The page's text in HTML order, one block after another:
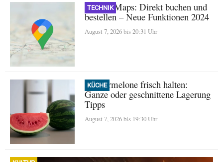
TECHNIK
Google Maps: Direkt buchen und
bestellen – Neue Funktionen 2024
August 7, 2026 bis 20:31 Uhr
KÜCHE
Wassermelone frisch halten:
Ganze oder geschnittene Lagerung
Tipps
August 7, 2026 bis 19:30 Uhr